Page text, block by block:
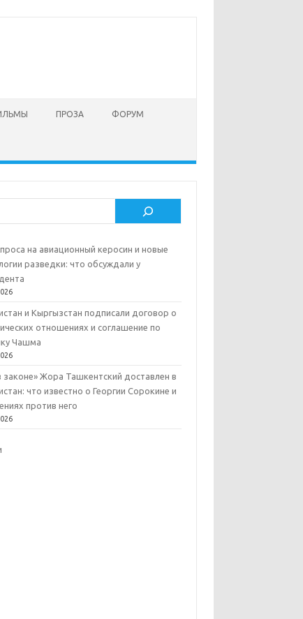
ПРОЗА ФОРУМ
на авиационный керосин и новые
разведки: что обсуждали у
и Кыргызстан подписали договор о
отношениях и соглашение по
Чашма
законе» Жора Ташкентский доставлен в
что известно о Георгии Сорокине и
против него